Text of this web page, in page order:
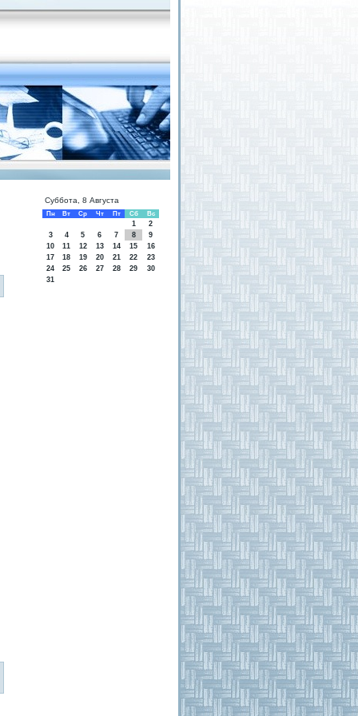
Суббота, 8 Августа
Пн Вт Ср Чт Пт Сб Вс
1
2
3
4 5 6 7 8
9
10
11 12 13 14 15
16
17
18 19 20 21 22
23
24
25 26 27 28 29
30
31